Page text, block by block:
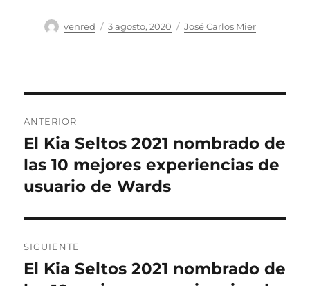
Autor
venred
Publicado
3 agosto, 2020 Categorías
José Carlos Mier
de
entradas
ANTERIOR
Entrada
anterior:
El Kia Seltos 2021 nombrado de
las 10 mejores experiencias de
usuario de Wards
SIGUIENTE
Entrada
El Kia Seltos 2021 nombrado de